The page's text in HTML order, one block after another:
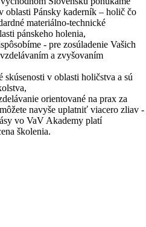
oblasti Pánsky kaderník – holič čo
materiálno-technické
pánskeho holenia,
- pre zosúladenie Vašich
a zvyšovaním
v oblasti holičstva a sú
orientované na prax za
navyše uplatniť viacero zliav -
vo VaV Akademy platí
školenia.